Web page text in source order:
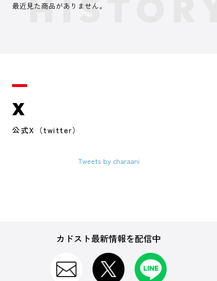
最近見た商品がありません。
X
公式X（twitter）
Tweets by charaani
カドスト最新情報を配信中